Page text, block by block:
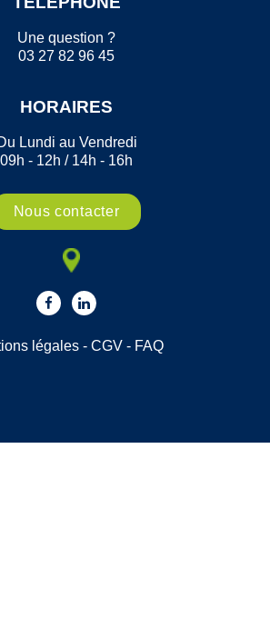
Une question ?
03 27 82 96 45
HORAIRES
Lundi au Vendredi
09h - 12h / 14h - 16h
Nous contacter
légales - CGV - FAQ